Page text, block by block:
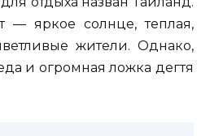
— яркое солнце, теплая,
жители. Однако,
и огромная ложка дегтя